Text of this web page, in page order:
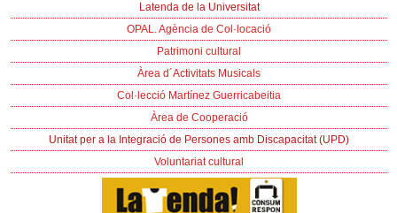
Latenda de la Universitat
OPAL. Agència de Col·locació
Patrimoni cultural
Àrea d´Activitats Musicals
Col·lecció Martínez Guerricabeitia
Àrea de Cooperació
Unitat per a la Integració de Persones amb Discapacitat (UPD)
Voluntariat cultural